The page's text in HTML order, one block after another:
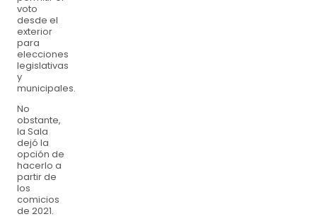
voto
desde el
exterior
para
elecciones
legislativas
y
municipales.
No
obstante,
la Sala
dejó la
opción de
hacerlo a
partir de
los
comicios
de 2021.